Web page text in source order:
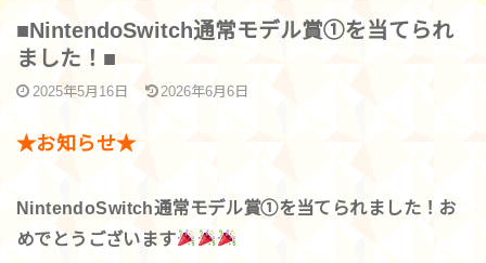
■NintendoSwitch通常モデル賞①を当てられ
ました！■
2025年5月16日 2026年6月6日
★お知らせ★
NintendoSwitch通常モデル賞①を当てられました！お
めでとうございます